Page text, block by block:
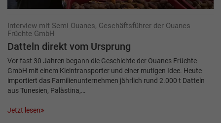
Interview mit Semi Ouanes, Geschäftsführer der Ouanes
Früchte GmbH
Datteln direkt vom Ursprung
Vor fast 30 Jahren begann die Geschichte der Ouanes Früchte
GmbH mit einem Kleintransporter und einer mutigen Idee. Heute
importiert das Familienunternehmen jährlich rund 2.000 t Datteln
aus Tunesien, Palästina,…
Jetzt lesen